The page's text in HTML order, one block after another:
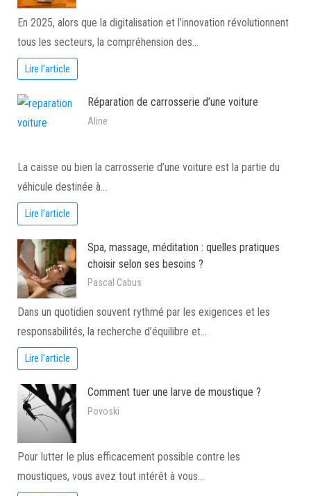
En 2025, alors que la digitalisation et l’innovation révolutionnent
tous les secteurs, la compréhension des…
Lire l'article
Réparation de carrosserie d’une voiture
Aline
La caisse ou bien la carrosserie d’une voiture est la partie du
véhicule destinée à…
Lire l'article
Spa, massage, méditation : quelles pratiques
choisir selon ses besoins ?
Pascal Cabus
Dans un quotidien souvent rythmé par les exigences et les
responsabilités, la recherche d’équilibre et…
Lire l'article
Comment tuer une larve de moustique ?
Povoski
Pour lutter le plus efficacement possible contre les
moustiques, vous avez tout intérêt à vous…